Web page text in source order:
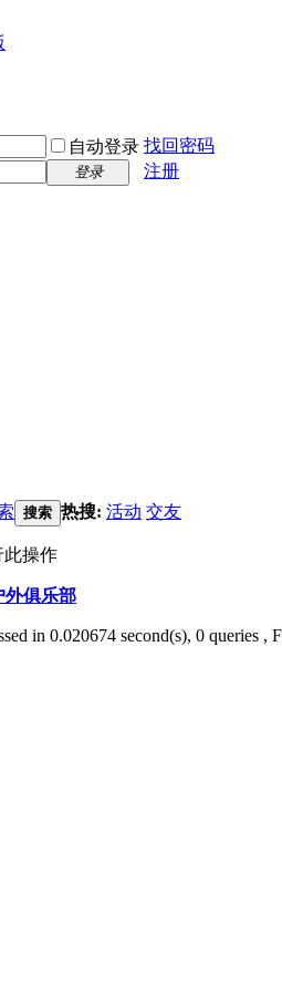
自动登录 找回密码
登录
注册
搜索 热搜: 活动 交友
此操作
外俱乐部
in 0.020674 second(s), 0 queries ,